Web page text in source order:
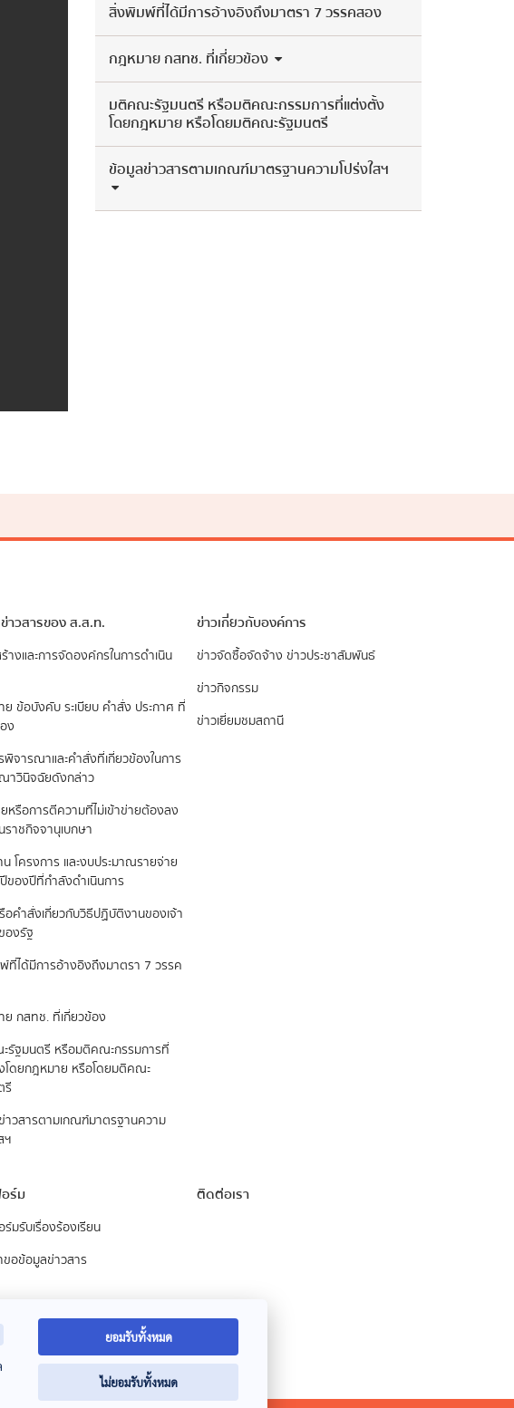
สิ่งพิมพ์ที่ได้มีการอ้างอิงถึงมาตรา 7 วรรคสอง
กฎหมาย กสทช. ที่เกี่ยวข้อง
มติคณะรัฐมนตรี หรือมติคณะกรรมการที่แต่งตั้ง
โดยกฎหมาย หรือโดยมติคณะรัฐมนตรี
ข้อมูลข่าวสารตามเกณฑ์มาตรฐานความโปร่งใสฯ
าวสารของ ส.ส.ท.
างและการจัดองค์กรในการดำเนิน
ข้อบังคับ ระเบียบ คำสั่ง ประกาศ ที่
ง
พิจารณาและคำสั่งที่เกี่ยวข้องในการ
าวินิจฉัยดังกล่าว
หรือการตีความที่ไม่เข้าข่ายต้องลง
าชกิจจานุเบกษา
โครงการ และงบประมาณรายจ่าย
ของปีที่กำลังดำเนินการ
อคำสั่งเกี่ยวกับวิธีปฏิบัติงานของเจ้า
องรัฐ
ที่ได้มีการอ้างอิงถึงมาตรา 7 วรรค
ย กสทช. ที่เกี่ยวข้อง
รัฐมนตรี หรือมติคณะกรรมการที่
โดยกฎหมาย หรือโดยมติคณะ
รี
าวสารตามเกณฑ์มาตรฐานความ
ฯ
ข่าวเกี่ยวกับองค์การ
ข่าวจัดซื้อจัดจ้าง ข่าวประชาสัมพันธ์
ข่าวกิจกรรม
ข่าวเยี่ยมชมสถานี
ร์ม
มรับเรื่องร้องเรียน
ขอข้อมูลข่าวสาร
ติดต่อเรา
ยอมรับทั้งหมด
ไม่ยอมรับทั้งหมด